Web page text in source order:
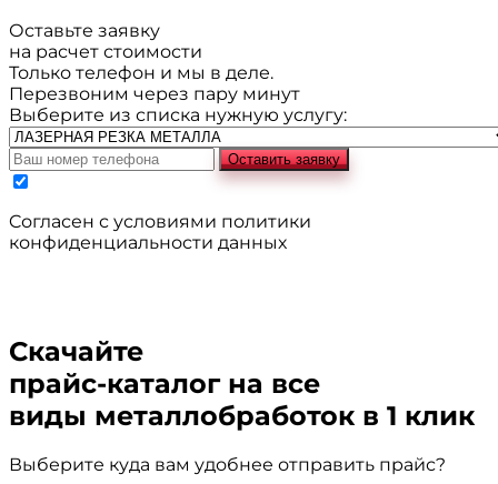
Оставьте заявку
на расчет стоимости
Только телефон и мы в деле.
Перезвоним через пару минут
Выберите из списка нужную услугу:
Оставить заявку
Cогласен с условиями политики
конфиденциальности данных
Скачайте
прайс-каталогна все
виды металлобработок в 1 клик
Выберите куда вам удобнее отправить прайс?